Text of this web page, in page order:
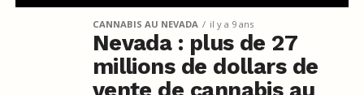
CANNABIS AU NEVADA il y a 9 ans
Nevada : plus de 27
millions de dollars de